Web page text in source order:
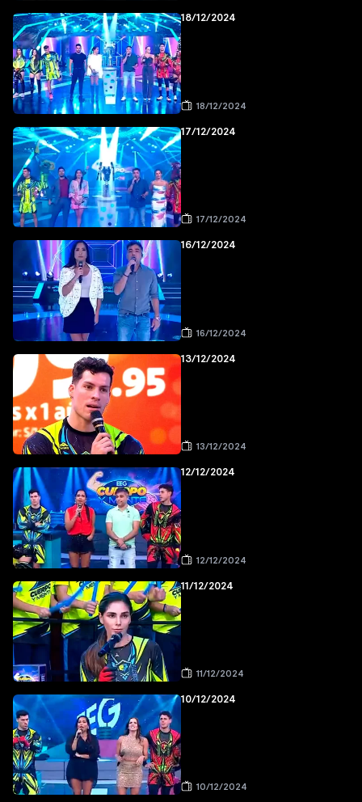
18/12/2024
18/12/2024
17/12/2024
17/12/2024
16/12/2024
16/12/2024
13/12/2024
13/12/2024
12/12/2024
12/12/2024
11/12/2024
11/12/2024
10/12/2024
10/12/2024